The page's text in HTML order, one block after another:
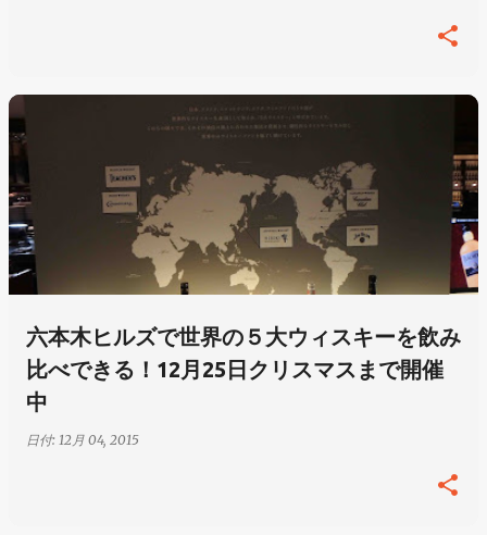
六本木ヒルズで世界の５大ウィスキーを飲み
比べできる！12月25日クリスマスまで開催
中
日付: 12月 04, 2015